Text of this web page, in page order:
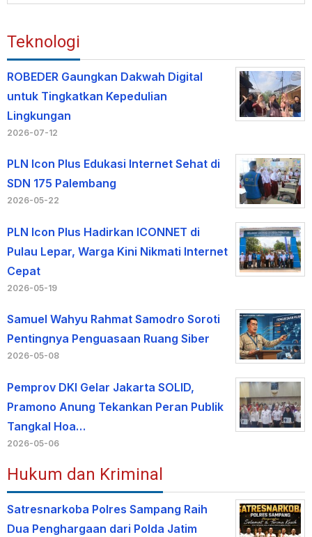
Teknologi
ROBEDER Gaungkan Dakwah Digital
untuk Tingkatkan Kepedulian
Lingkungan
2026-07-12
PLN Icon Plus Edukasi Internet Sehat di
SDN 175 Palembang
2026-05-22
PLN Icon Plus Hadirkan ICONNET di
Pulau Lepar, Warga Kini Nikmati Internet
Cepat
2026-05-19
Samuel Wahyu Rahmat Samodro Soroti
Pentingnya Penguasaan Ruang Siber
2026-05-08
Pemprov DKI Gelar Jakarta SOLID,
Pramono Anung Tekankan Peran Publik
Tangkal Hoa…
2026-05-06
Hukum dan Kriminal
Satresnarkoba Polres Sampang Raih
Dua Penghargaan dari Polda Jatim